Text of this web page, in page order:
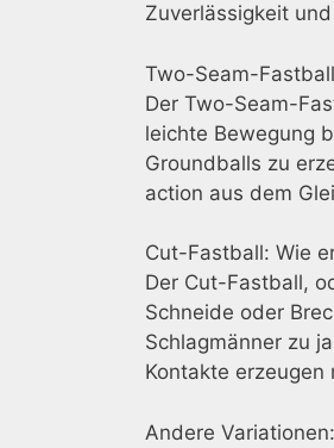
Zuverlässigkeit
Two-Seam-
Der Two-Seam-
leichte Bewegung
Groundballs zu
action aus dem
Cut-Fastball: Wie
Der Cut-Fastball,
Schneide oder
Schlagmänner zu
Kontakte
Andere